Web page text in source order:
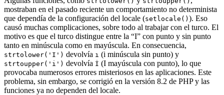
mostraban en el pasado reciente un comportamiento no determinista
que dependía de la configuración del locale (setlocale() ). Eso
causó muchas complicaciones, sobre todo al trabajar con el turco. El
motivo es que el turco distingue entre la “I” con punto y sin punto
tanto en minúscula como en mayúscula. En consecuencia,
strtolower('I') devolvía ı (i minúscula sin punto) y
strtoupper('i') devolvía İ (I mayúscula con punto), lo que
provocaba numerosos errores misteriosos en las aplicaciones. Este
problema, sin embargo, se corrigió en la versión 8.2 de PHP y las
funciones ya no dependen del locale.